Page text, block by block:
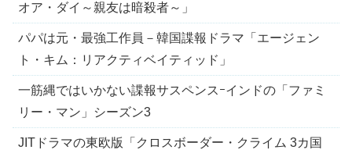
オア・ダイ～親友は暗殺者～」
パパは元・最強工作員－韓国諜報ドラマ「エージェン
ト・キム：リアクティベイティッド」
一筋縄ではいかない諜報サスペンスｰインドの「ファミ
リー・マン」シーズン3
JITドラマの東欧版「クロスボーダー・クライム 3カ国